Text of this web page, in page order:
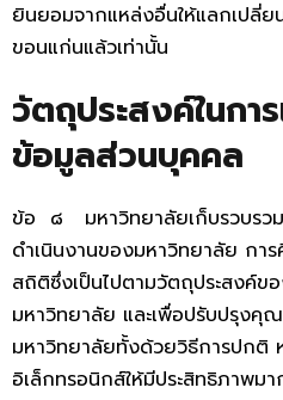
ยินยอมจากแหล่งอื่นให้แลกเปลี่
ขอนแก่นแล้วเท่านั้น
วัตถุประสงค์ในกา
ข้อมูลส่วนบุคคล
ข้อ ๘ มหาวิทยาลัยเก็บรวบรว
ดำเนินงานของมหาวิทยาลัย กา
สถิติซึ่งเป็นไปตามวัตถุประสงค์ข
มหาวิทยาลัย และเพื่อปรับปรุงคุ
มหาวิทยาลัยทั้งด้วยวิธีการปกติ
อิเล็กทรอนิกส์ให้มีประสิทธิภาพม